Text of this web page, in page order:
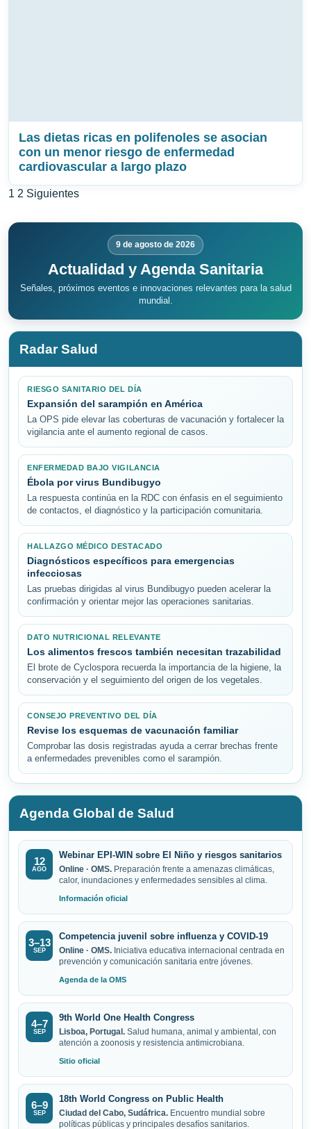
Las dietas ricas en polifenoles se asocian
con un menor riesgo de enfermedad
cardiovascular a largo plazo
Paginación
de
1 2 Siguientes
9 de agosto de 2026
Actualidad y Agenda Sanitaria
Señales, próximos eventos e innovaciones relevantes para la salud
mundial.
Radar Salud
RIESGO SANITARIO DEL DÍA
Expansión del sarampión en América
La OPS pide elevar las coberturas de vacunación y fortalecer la
vigilancia ante el aumento regional de casos.
ENFERMEDAD BAJO VIGILANCIA
Ébola por virus Bundibugyo
La respuesta continúa en la RDC con énfasis en el seguimiento
de contactos, el diagnóstico y la participación comunitaria.
HALLAZGO MÉDICO DESTACADO
Diagnósticos específicos para emergencias
infecciosas
Las pruebas dirigidas al virus Bundibugyo pueden acelerar la
confirmación y orientar mejor las operaciones sanitarias.
DATO NUTRICIONAL RELEVANTE
Los alimentos frescos también necesitan trazabilidad
El brote de Cyclospora recuerda la importancia de la higiene, la
conservación y el seguimiento del origen de los vegetales.
CONSEJO PREVENTIVO DEL DÍA
Revise los esquemas de vacunación familiar
Comprobar las dosis registradas ayuda a cerrar brechas frente
a enfermedades prevenibles como el sarampión.
Agenda Global de Salud
12
AGO
Webinar EPI-WIN sobre El Niño y riesgos sanitarios
Online · OMS. Preparación frente a amenazas climáticas,
calor, inundaciones y enfermedades sensibles al clima.
Información oficial
3–13
SEP
Competencia juvenil sobre influenza y COVID-19
Online · OMS. Iniciativa educativa internacional centrada en
prevención y comunicación sanitaria entre jóvenes.
Agenda de la OMS
4–7
SEP
9th World One Health Congress
Lisboa, Portugal. Salud humana, animal y ambiental, con
atención a zoonosis y resistencia antimicrobiana.
Sitio oficial
6–9
SEP
18th World Congress on Public Health
Ciudad del Cabo, Sudáfrica. Encuentro mundial sobre
políticas públicas y principales desafíos sanitarios.